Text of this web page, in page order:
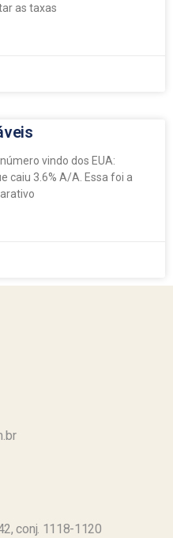
as taxas
vindo dos EUA:
caiu 3.6% A/A. Essa foi a
conj. 1118-1120